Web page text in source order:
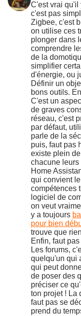
C'est vrai qu'il
c'est pas
Zigbee, c'est
on utilise ces
plonger dans
comprendre
de la
simplifier
d'énergie, ou
Définir un
bons outils.
C'est un
de graves
réseau, c'est
par défaut,
parle de la
puis, faut pas
existe plein
chacune
Home
qui convient
compétences
logiciel de
on veut
y a toujours
pour bien
trouve que
Enfin, faut
Les forums,
quelqu'un qui
qui peut
de poser des
préciser ce
ton projet ! La
faut pas se
prend du